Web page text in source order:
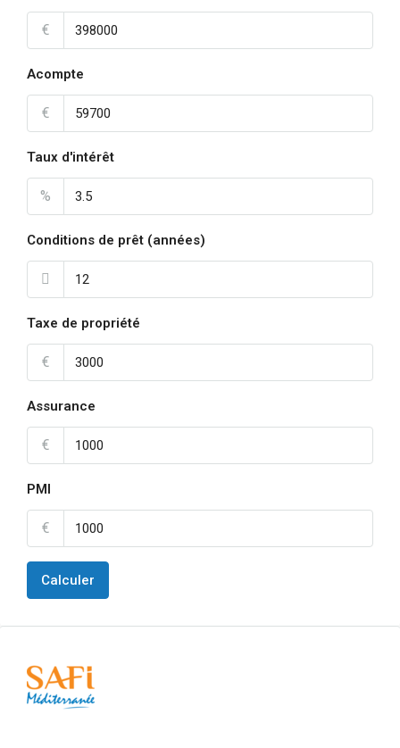
€
Acompte
€
Taux d'intérêt
%
Conditions de prêt (années)
Taxe de propriété
€
Assurance
€
PMI
€
Calculer